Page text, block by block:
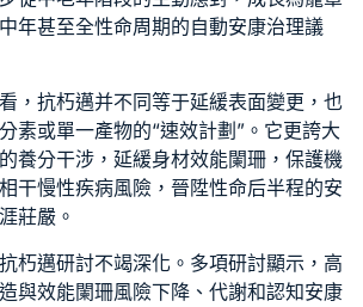
年甚至全性命周期的自動安康治理議
，抗朽邁并不同等于延緩表面變更，也
素或單一產物的“速效計劃”。它更誇大
養分干涉，延緩身材效能闌珊，保護機
干慢性疾病風險，晉陞性命后半程的安
莊嚴。
朽邁研討不竭深化。多項研討顯示，高
與效能闌珊風險下降、代謝和認知安康